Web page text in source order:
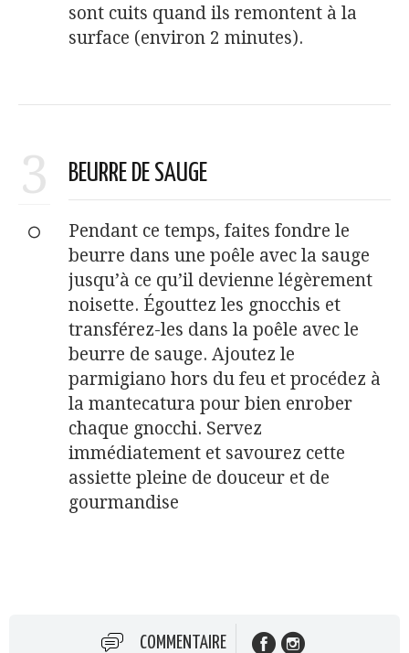
sont cuits quand ils remontent à la
surface (environ 2 minutes).
3 BEURRE DE SAUGE
Pendant ce temps, faites fondre le
beurre dans une poêle avec la sauge
jusqu’à ce qu’il devienne légèrement
noisette. Égouttez les gnocchis et
transférez-les dans la poêle avec le
beurre de sauge. Ajoutez le
parmigiano hors du feu et procédez à
la mantecatura pour bien enrober
chaque gnocchi. Servez
immédiatement et savourez cette
assiette pleine de douceur et de
gourmandise
COMMENTAIRE